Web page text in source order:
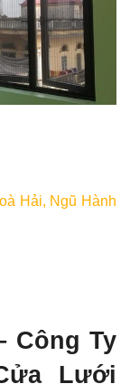
Hải, Ngũ Hành
Công Ty
Lưới